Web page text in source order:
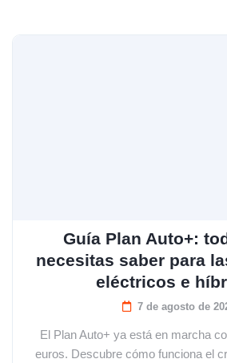
Guía Plan Auto+:
necesitas saber para
eléctricos e
7 de agosto de
El Plan Auto+ ya está en marcha
euros. Descubre cómo funciona el